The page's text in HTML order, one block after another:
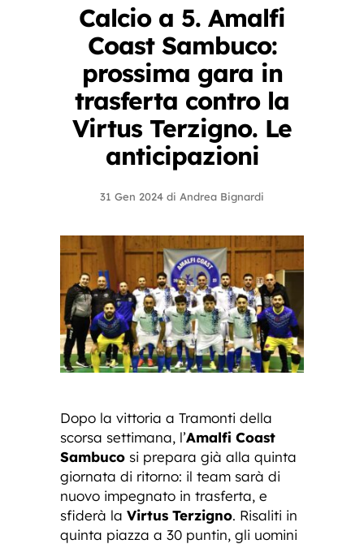
Calcio a 5. Amalfi
Coast Sambuco:
prossima gara in
trasferta contro la
Virtus Terzigno. Le
anticipazioni
31 Gen 2024 di Andrea Bignardi
Dopo la vittoria a Tramonti della
scorsa settimana, l’Amalfi Coast
Sambuco si prepara già alla quinta
giornata di ritorno: il team sarà di
nuovo impegnato in trasferta, e
sfiderà la Virtus Terzigno. Risaliti in
quinta piazza a 30 puntin, gli uomini